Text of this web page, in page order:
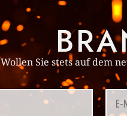
Wollen Sie stets auf dem